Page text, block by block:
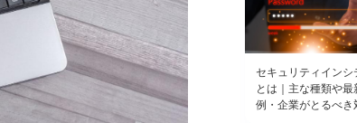
セキュリティインシ
とは｜主な種類や最
例・企業がとるべき